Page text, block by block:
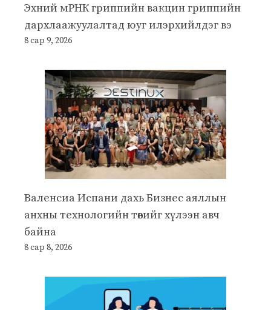
Эхний мРНК гриппийн вакцин гриппийн
дархлаажуулалтад юуг илэрхийлдэг вэ
8 сар 9, 2026
Валенсиа Испани дахь Бизнес аяллын
анхны технологийн төвийг хүлээн авч
байна
8 сар 8, 2026